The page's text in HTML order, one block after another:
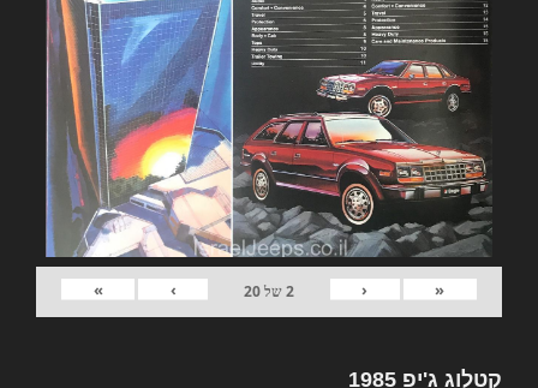
«
‹
2של20
›
»
קטלוג ג'יפ 1985